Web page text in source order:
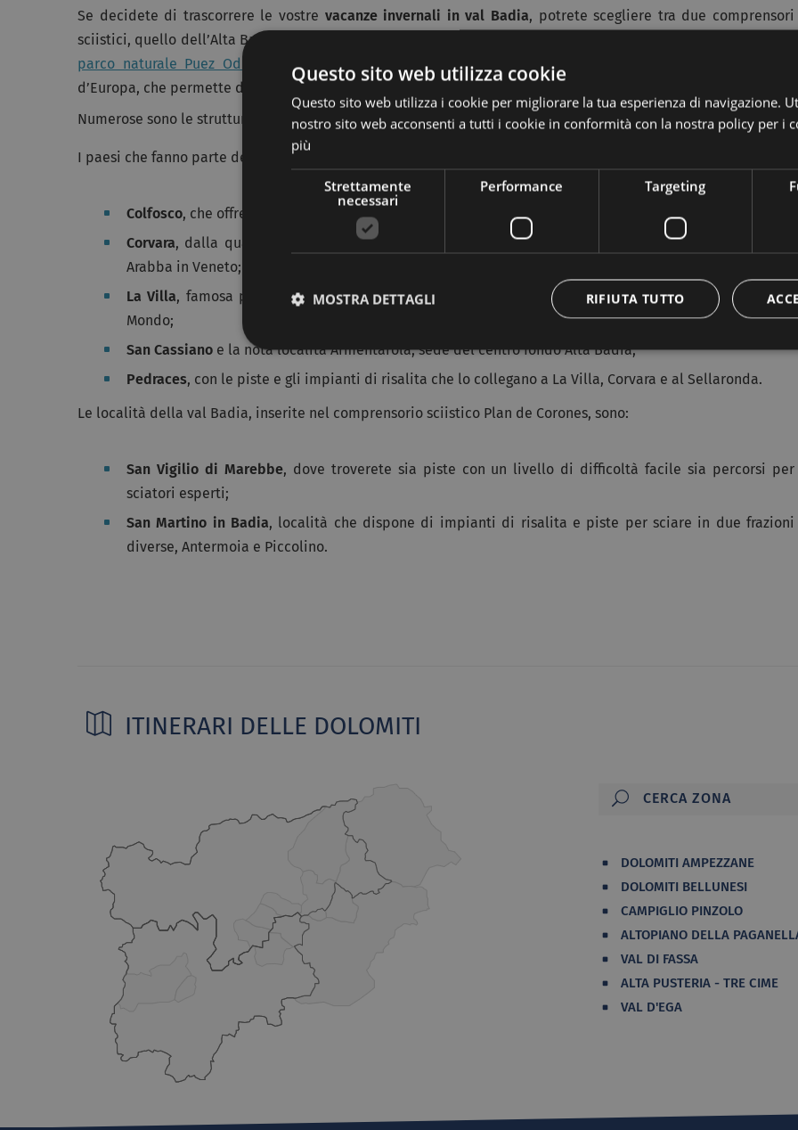
Se decidete di trascorrere le vostre vacanze invernali in val Badia, potrete scegliere tra due comprensori
sciistici, quello dell’Alta Badia e quello di Plan de Corones, situati tra il
parco naturale Puez Odle
ed entrambi appartenenti alDolomiti Superski
d’Europa, che permette di sciare con un unico skipass in 12 località diverse.
Numerose sono le strutture posizionate direttamente sulle piste da sci!
I paesi che fanno parte dell’area sciistica Alta Badia sono:
Colfosco, che offre la possibilità di sciare al passo Gardena o nella valle Stella Alpina;
Corvara, dalla quale potrete raggiungere, sci ai piedi, Colfosco, La Villa, Pedraces, la val Gardena e
Arabba in Veneto;
La Villa, famosa per la pista di sci Gran Risa, che ogni anno ospita lo slalom gigante di Coppa del
Mondo;
San Cassiano e la nota località Armentarola, sede del centro fondo Alta Badia;
Pedraces, con le piste e gli impianti di risalita che lo collegano a La Villa, Corvara e al Sellaronda.
Le località della val Badia, inserite nel comprensorio sciistico Plan de Corones, sono:
San Vigilio di Marebbe, dove troverete sia piste con un livello di difficoltà facile sia percorsi per
sciatori esperti;
San Martino in Badia, località che dispone di impianti di risalita e piste per sciare in due frazioni
diverse, Antermoia e Piccolino.
ITINERARI DELLE DOLOMITI
DOLOMITI AMPEZZANE
DOLOMITI BELLUNESI
CAMPIGLIO PINZOLO
ALTOPIANO DELLA
VAL DI FASSA
ALTA PUSTERIA - TRE CIME
VAL D'EGA
Questo sito web utilizza cookie
Questo sito web utilizza i cookie per migliorare la tua esperienza di navigazione.
nostro sito web acconsenti a tutti i cookie in conformità con la nostra policy per i
più
Strettamente
necessari
Performance Targeting
RIFIUTA TUTTO
MOSTRA DETTAGLI